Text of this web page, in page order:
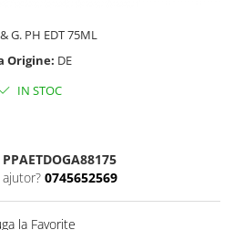
G. PH EDT 75ML
Origine: DE
IN STOC
PPAETDOGA88175
0745652569
la Favorite